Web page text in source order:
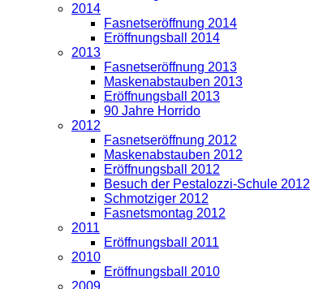
2014
Fasnetseröffnung 2014
Eröffnungsball 2014
2013
Fasnetseröffnung 2013
Maskenabstauben 2013
Eröffnungsball 2013
90 Jahre Horrido
2012
Fasnetseröffnung 2012
Maskenabstauben 2012
Eröffnungsball 2012
Besuch der Pestalozzi-Schule 2012
Schmotziger 2012
Fasnetsmontag 2012
2011
Eröffnungsball 2011
2010
Eröffnungsball 2010
2009